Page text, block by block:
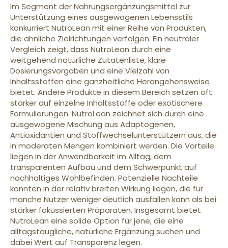
Im Segment der Nahrungsergänzungsmittel zur
Unterstützung eines ausgewogenen Lebensstils
konkurriert NutroLean mit einer Reihe von Produkten,
die ähnliche Zielrichtungen verfolgen. Ein neutraler
Vergleich zeigt, dass NutroLean durch eine
weitgehend natürliche Zutatenliste, klare
Dosierungsvorgaben und eine Vielzahl von
Inhaltsstoffen eine ganzheitliche Herangehensweise
bietet. Andere Produkte in diesem Bereich setzen oft
stärker auf einzelne Inhaltsstoffe oder exotischere
Formulierungen. NutroLean zeichnet sich durch eine
ausgewogene Mischung aus Adaptogenen,
Antioxidantien und Stoffwechselunterstützern aus, die
in moderaten Mengen kombiniert werden. Die Vorteile
liegen in der Anwendbarkeit im Alltag, dem
transparenten Aufbau und dem Schwerpunkt auf
nachhaltiges Wohlbefinden. Potenzielle Nachteile
könnten in der relativ breiten Wirkung liegen, die für
manche Nutzer weniger deutlich ausfallen kann als bei
stärker fokussierten Präparaten. Insgesamt bietet
NutroLean eine solide Option für jene, die eine
alltagstaugliche, natürliche Ergänzung suchen und
dabei Wert auf Transparenz legen.